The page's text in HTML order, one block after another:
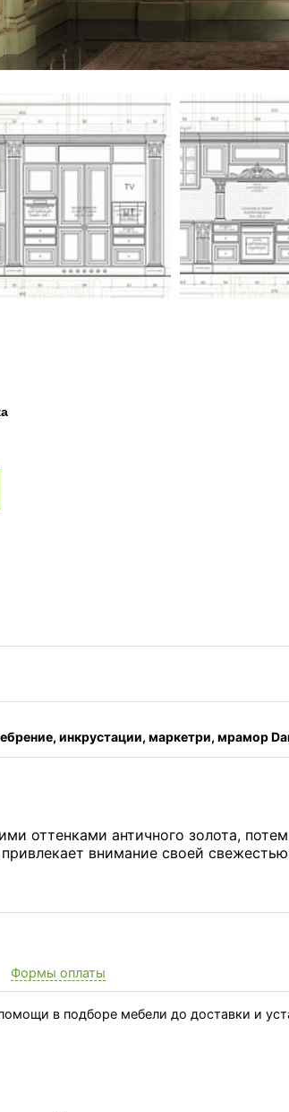
оттенками античного золота,
внимание своей
инкрустации, маркетри, мрамор
в подборе мебели до доставки и
Формы оплаты